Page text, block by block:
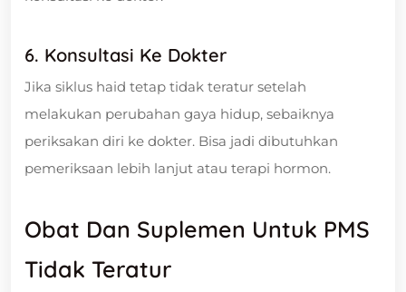
6. Konsultasi Ke Dokter
Jika siklus haid tetap tidak teratur setelah
melakukan perubahan gaya hidup, sebaiknya
periksakan diri ke dokter. Bisa jadi dibutuhkan
pemeriksaan lebih lanjut atau terapi hormon.
Obat Dan Suplemen Untuk PMS
Tidak Teratur